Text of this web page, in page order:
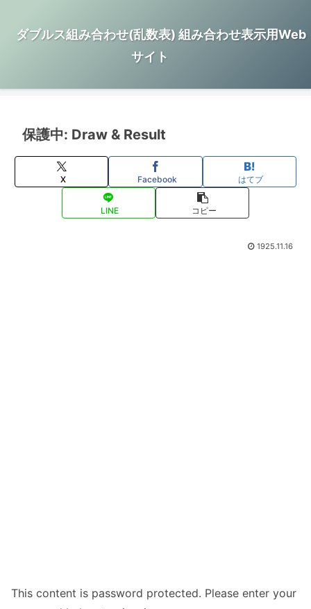
ダブルス組み合わせ(乱数表) 組み合わせ表示用Web
サイト
保護中: Draw & Result
X Facebook はてブ
LINE コピー
1925.11.16
This content is password protected. Please enter your